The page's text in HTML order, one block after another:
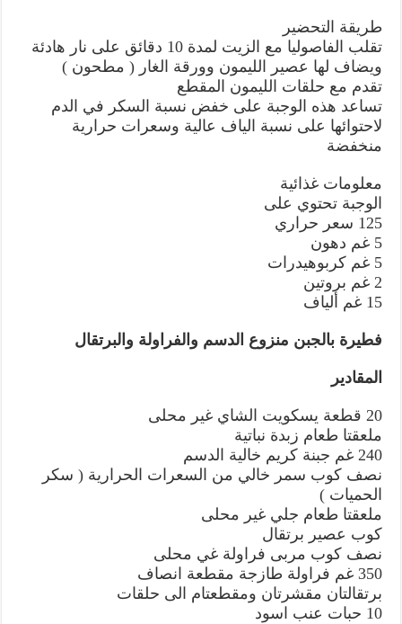
طريقة التحضير
تقلب الفاصوليا مع الزيت لمدة 10 دقائق على نار هادئة
ويضاف لها عصير الليمون وورقة الغار ( مطحون )
تقدم مع حلقات الليمون المقطع
تساعد هذه الوجبة على خفض نسبة السكر في الدم
لاحتوائها على نسبة الياف عالية وسعرات حرارية
منخفضة
معلومات غذائية
الوجبة تحتوي على
125 سعر حراري
5 غم دهون
5 غم كربوهيدرات
2 غم بروتين
15 غم ألياف
فطيرة بالجبن منزوع الدسم والفراولة والبرتقال
المقادير
20 قطعة يسكويت الشاي غير محلى
ملعقتا طعام زبدة نباتية
240 غم جبنة كريم خالية الدسم
نصف كوب سمر خالي من السعرات الحرارية ( سكر
الحميات )
ملعقتا طعام جلي غير محلى
كوب عصير برتقال
نصف كوب مربى فراولة غي محلى
350 غم فراولة طازجة مقطعة انصاف
برتقالتان مقشرتان ومقطعتام الى حلقات
10 حبات عنب اسود